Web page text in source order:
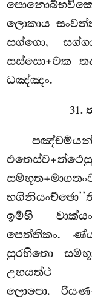
ලොකාය
සග්ගො,
සස්සො+වක
ධඤ්ඤං.
ඉම්හි
පෙත්තිකං.
සුරභිතො
උභයත්ථ
ලොපො.